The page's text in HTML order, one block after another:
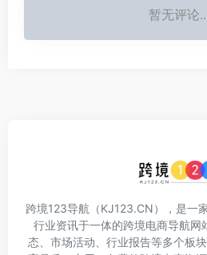
暂无评论
跨境123导航（KJ123.CN），是一
行业资讯于一体的跨境电商导航网
态、市场活动、行业报告等多个板